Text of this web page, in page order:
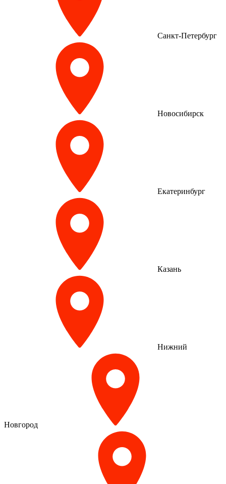
Санкт-Петербург
Новосибирск
Екатеринбург
Казань
Нижний
Новгород